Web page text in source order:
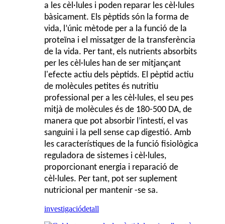
a les cèl·lules i poden reparar les cèl·lules
bàsicament. Els pèptids són la forma de
vida, l’únic mètode per a la funció de la
proteïna i el missatger de la transferència
de la vida. Per tant, els nutrients absorbits
per les cèl·lules han de ser mitjançant
l'efecte actiu dels pèptids. El pèptid actiu
de molècules petites és nutritiu
professional per a les cèl·lules, el seu pes
mitjà de molècules és de 180-500 DA, de
manera que pot absorbir l’intestí, el vas
sanguini i la pell sense cap digestió. Amb
les característiques de la funció fisiològica
reguladora de sistemes i cèl·lules,
proporcionant energia i reparació de
cèl·lules. Per tant, pot ser suplement
nutricional per mantenir -se sa.
investigaciódetall